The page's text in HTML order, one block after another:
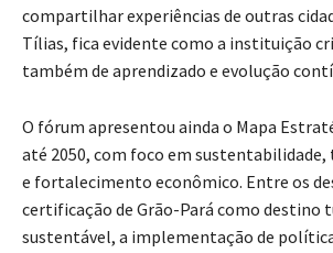
compartilhar experiências de outras
Tílias, fica evidente como a instituição
também de aprendizado e evolução
O fórum apresentou ainda o Mapa
até 2050, com foco em
e fortalecimento econômico. Entre os
certificação de Grão-Pará como destino
sustentável, a implementação de